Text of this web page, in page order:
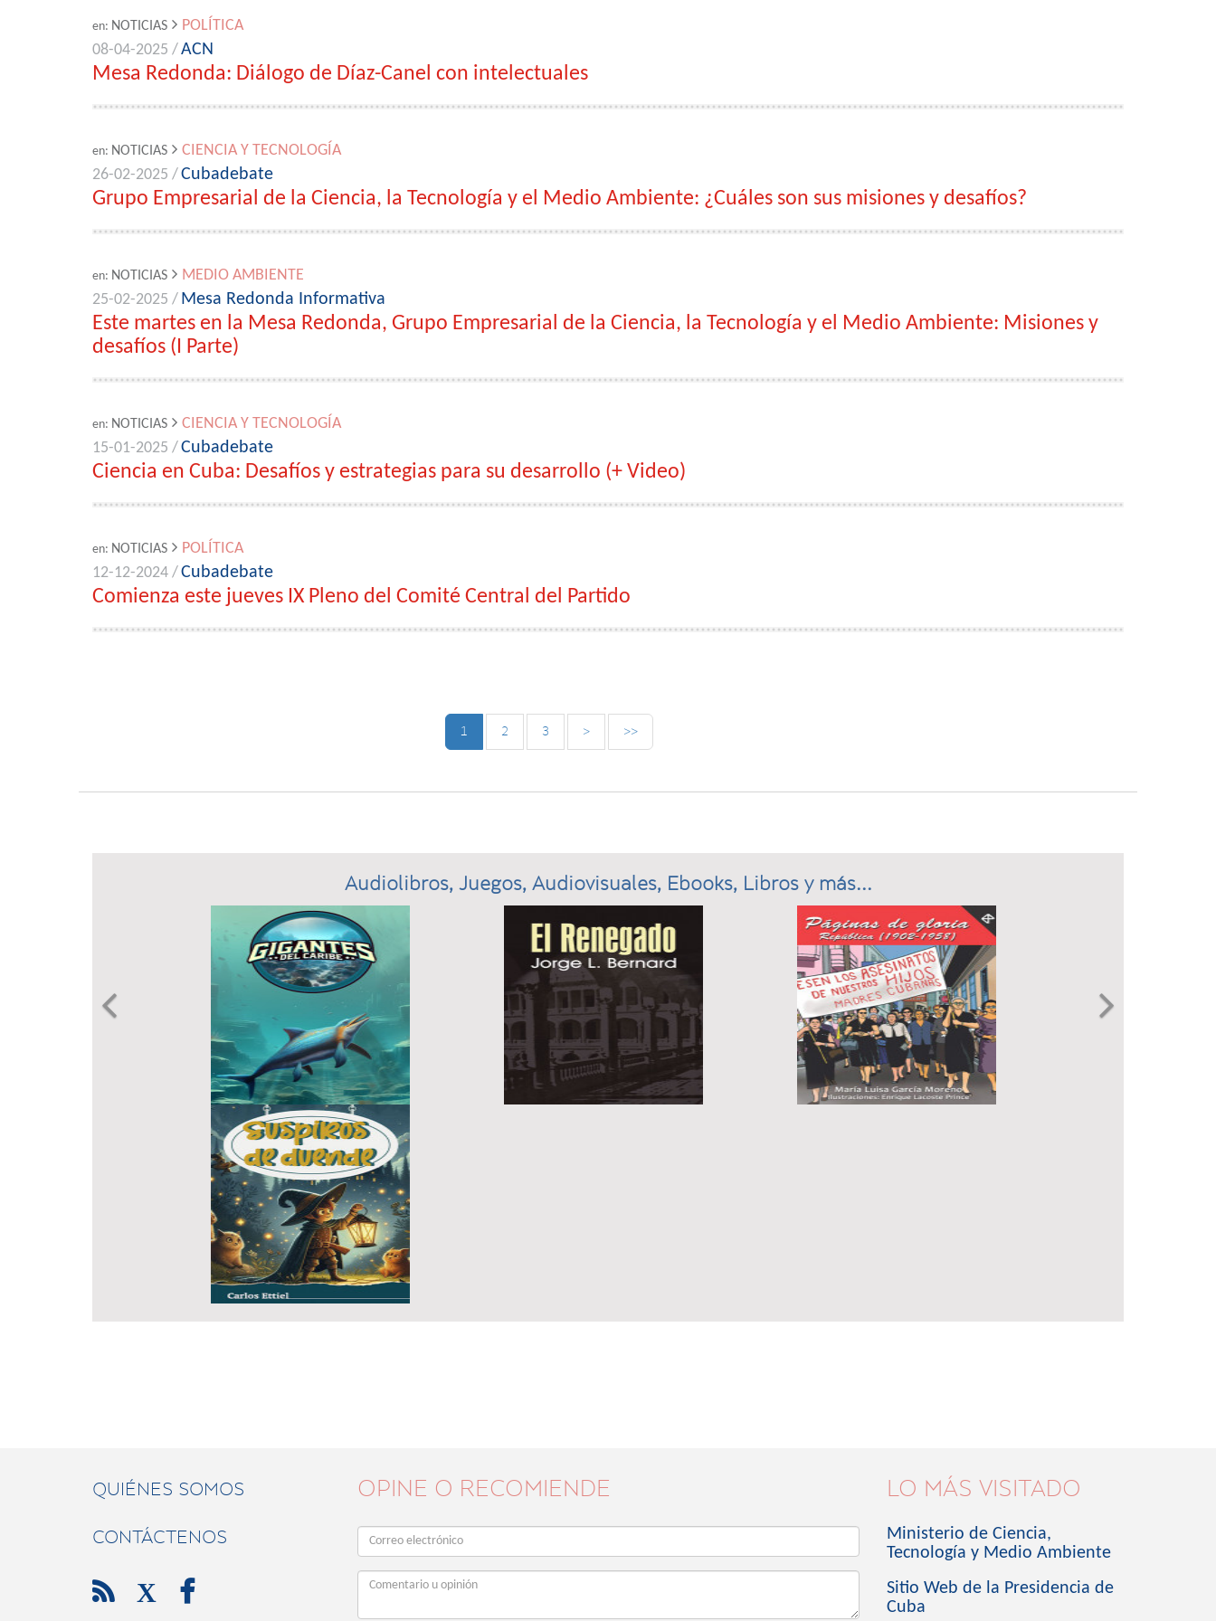
en: NOTICIAS
POLÍTICA
08-04-2025 /ACN
Mesa Redonda: Diálogo de Díaz-Canel con intelectuales
en: NOTICIAS
CIENCIA Y TECNOLOGÍA
26-02-2025 /Cubadebate
Grupo Empresarial de la Ciencia, la Tecnología y el Medio Ambiente: ¿Cuáles son sus misiones y desafíos?
en: NOTICIAS
MEDIO AMBIENTE
25-02-2025 / Mesa Redonda Informativa
Este martes en la Mesa Redonda, Grupo Empresarial de la Ciencia, la Tecnología y el Medio Ambiente: Misiones y
desafíos (I Parte)
en: NOTICIAS
CIENCIA Y TECNOLOGÍA
15-01-2025 /Cubadebate
Ciencia en Cuba: Desafíos y estrategias para su desarrollo (+ Video)
en: NOTICIAS
POLÍTICA
12-12-2024 /Cubadebate
Comienza este jueves IX Pleno del Comité Central del Partido
1 2 3 > >>
Audiolibros, Juegos, Audiovisuales, Ebooks, Libros y más...
Previous 
QUIÉNES SOMOS
CONTÁCTENOS
 X 
OPINE O RECOMIENDE LO MÁS VISITADO
Ministerio de Ciencia,
Tecnología y Medio Ambiente
Sitio Web de la Presidencia de
Cuba